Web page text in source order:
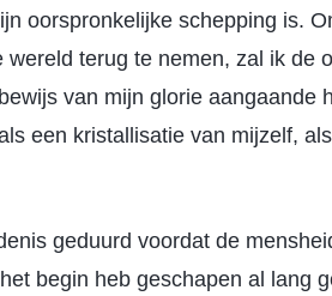
oorspronkelijke schepping is.
terug te nemen, zal ik de
van mijn glorie aangaande
een kristallisatie van mijzelf,
geduurd voordat de
begin heb geschapen al lang